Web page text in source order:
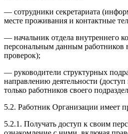
— сотрудники секретариата
месте проживания и контактные
— начальник отдела внутреннего
персональным данным работников
проверок);
— руководители структурных
направлению деятельности
только работников своего
5.2. Работник Организации имеет
5.2.1. Получать доступ к своим